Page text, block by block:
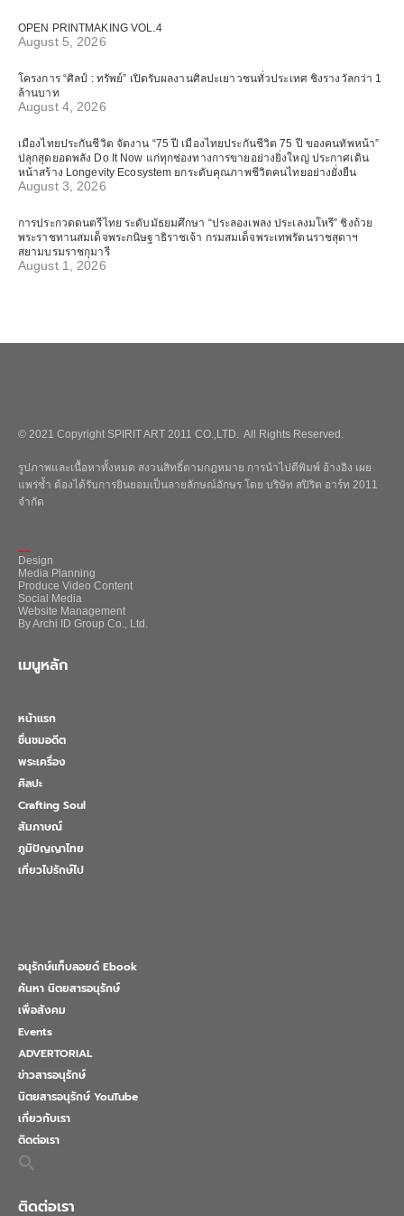
OPEN PRINTMAKING VOL.4
August 5, 2026
โครงการ “ศิลป์ : ทรัพย์” เปิดรับผลงานศิลปะเยาวชนทั่วประเทศ ชิงรางวัลกว่า 1
ล้านบาท
August 4, 2026
เมืองไทยประกันชีวิต จัดงาน “75 ปี เมืองไทยประกันชีวิต 75 ปี ของคนทัพหน้า”
ปลุกสุดยอดพลัง Do It Now แก่ทุกช่องทางการขายอย่างยิ่งใหญ่ ประกาศเดิน
หน้าสร้าง Longevity Ecosystem ยกระดับคุณภาพชีวิตคนไทยอย่างยั่งยืน
August 3, 2026
การประกวดดนตรีไทย ระดับมัธยมศึกษา “ประลองเพลง ประเลงมโหรี” ชิงถ้วย
พระราชทานสมเด็จพระกนิษฐาธิราชเจ้า กรมสมเด็จพระเทพรัตนราชสุดาฯ
สยามบรมราชกุมารี
August 1, 2026
© 2021 Copyright SPIRIT ART 2011 CO.,LTD. All Rights Reserved.
รูปภาพและเนื้อหาทั้งหมด สงวนสิทธิ์ตามกฎหมาย การนำไปตีพิมพ์ อ้างอิง เผย
แพร่ซ้ำ ต้องได้รับการยินยอมเป็นลายลักษณ์อักษร โดย บริษัท สปิริต อาร์ท 2011
จำกัด
Design
Media Planning
Produce Video Content
Social Media
Website Management
By Archi ID Group Co., Ltd.
เมนูหลัก
หน้าแรก
ชื่นชมอดีต
พระเครื่อง
ศิลปะ
Crafting Soul
สัมภาษณ์
ภูมิปัญญาไทย
เที่ยวไปรักษ์ไป
อนุรักษ์แท็บลอยด์ Ebook
ค้นหา นิตยสารอนุรักษ์
เพื่อสังคม
Events
ADVERTORIAL
ข่าวสารอนุรักษ์
นิตยสารอนุรักษ์ YouTube
เกี่ยวกับเรา
ติดต่อเรา
Search
for:
ติดต่อเรา